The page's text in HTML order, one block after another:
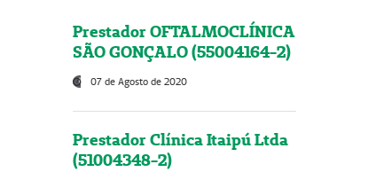
Prestador OFTALMOCLÍNICA
SÃO GONÇALO (55004164-2)
07 de Agosto de 2020
Prestador Clínica Itaipú Ltda
(51004348-2)